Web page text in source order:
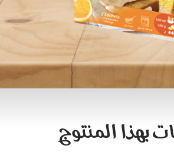
بهذا المنتوج